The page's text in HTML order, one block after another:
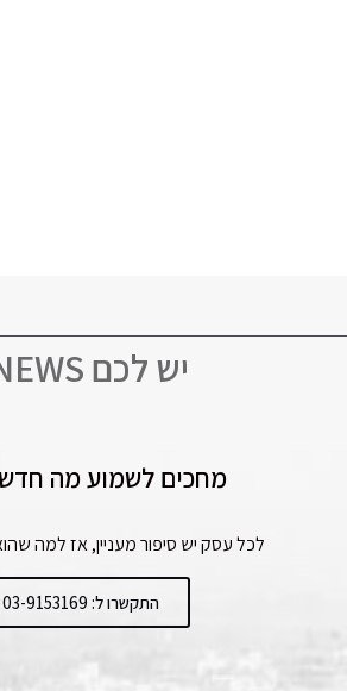
יש לכם NEWS?
מחכים לשמוע מה
לכל עסק יש סיפור מעניין, אז למה
התקשרו ל: 03-9153169